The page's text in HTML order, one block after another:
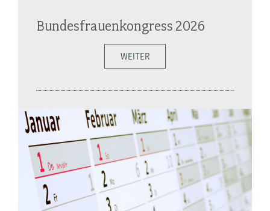
Bundesfrauenkongress 2026
WEITER